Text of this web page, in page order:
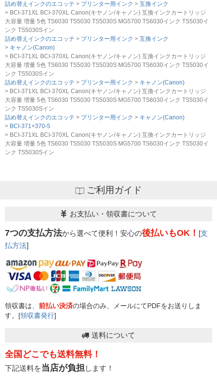
詰め替えインクのエコッテ プリンター用インク
互換インク
BCI-371XL BCI-370XL Canon(キヤノン/キャノン) 互換インクカートリッジ
大容量 増量 5色 TS6030 TS5030 TS5030S MG5700 TS6030インク TS5030イ
ンク TS5030Sイン
詰め替えインクのエコッテ
プリンター用インク
互換インク
キャノン(Canon)
BCI-371XL BCI-370XL Canon(キヤノン/キャノン) 互換インクカートリッジ
大容量 増量 5色 TS6030 TS5030 TS5030S MG5700 TS6030インク TS5030イ
ンク TS5030Sイン
詰め替えインクのエコッテ
プリンター用インク
キャノン(Canon)
BCI-371XL BCI-370XL Canon(キヤノン/キャノン) 互換インクカートリッジ
大容量 増量 5色 TS6030 TS5030 TS5030S MG5700 TS6030インク TS5030イ
ンク TS5030Sイン
詰め替えインクのエコッテ
プリンター用インク
キャノン(Canon)
BCI-371+370-5
BCI-371XL BCI-370XL Canon(キヤノン/キャノン) 互換インクカートリッジ
大容量 増量 5色 TS6030 TS5030 TS5030S MG5700 TS6030インク TS5030イ
ンク TS5030Sイン
ご利用ガイド
お支払い・領収書について
7つの支払方法から選べて便利！安心の後払いもOK！ [支
払方法]
領収書は、 前払い決済の場合のみ、メールにてPDFをお送りしま
す。[領収書発行]
送料について
全国どこでも送料無料！
下記送料を当店が負担します！